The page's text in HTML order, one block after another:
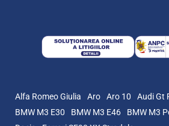
Alfa Romeo Giulia Aro Aro 10 Audi Gt
BMW M3 E30
BMW M3 E46
BMW M3